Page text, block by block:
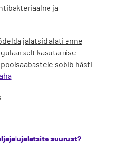
ja
jalatsid alati enne
kasutamise
sobib hästi
suurust?